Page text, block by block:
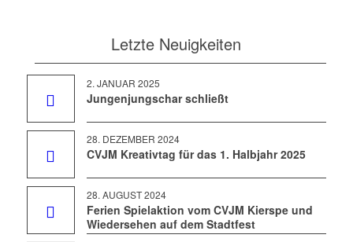
Letzte Neuigkeiten
2. JANUAR 2025
Jungenjungschar schließt
28. DEZEMBER 2024
CVJM Kreativtag für das 1. Halbjahr 2025
28. AUGUST 2024
Ferien Spielaktion vom CVJM Kierspe und
Wiedersehen auf dem Stadtfest